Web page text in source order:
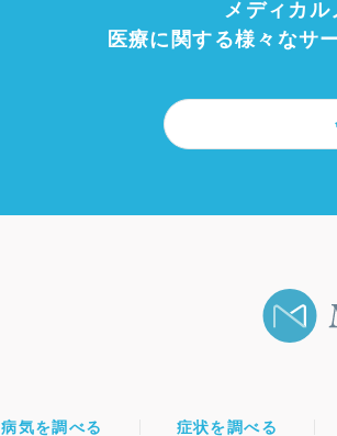
メディカ
医療に関する様々なサ
病気を調べる 症状を調べる